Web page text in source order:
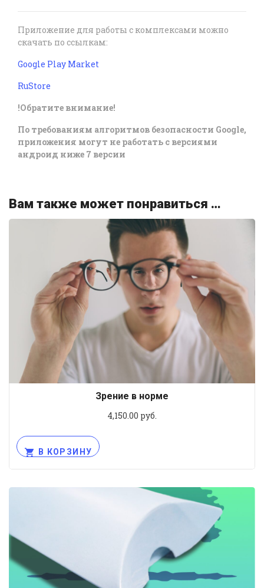
Приложение для работы с комплексами можно
скачать по ссылкам:
Google Play Market
RuStore
!Обратите внимание!
По требованиям алгоритмов безопасности Google,
приложения могут не работать с версиями
андроид ниже 7 версии
Вам также может понравиться …
Зрение в норме
4,150.00 руб.
В КОРЗИНУ